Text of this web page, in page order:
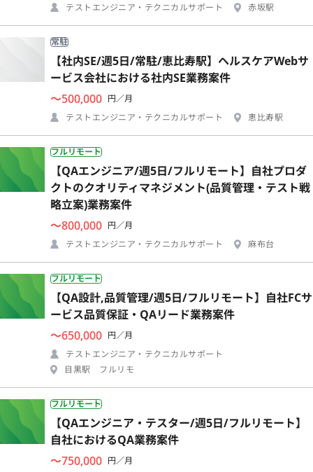
テストエンジニア・テクニカルサポート
赤坂駅
常駐
【社内SE/週5日/常駐/恵比寿駅】ヘルスケアWebサ
ービス会社における社内SE業務案件
〜500,000 円／月
テストエンジニア・テクニカルサポート
恵比寿駅
フルリモート
【QAエンジニア/週5日/フルリモート】自社プロダ
クトのクオリティマネジメント(品質管理・テスト戦
略立案)業務案件
〜800,000 円／月
テストエンジニア・テクニカルサポート
麻布台
フルリモート
【QA設計,品質管理/週5日/フルリモート】自社FCサ
ービス品質保証・QAリード業務案件
〜650,000 円／月
テストエンジニア・テクニカルサポート
目黒駅 フルリモ
フルリモート
【QAエンジニア・テスター/週5日/フルリモート】
自社におけるQA業務案件
〜750,000 円／月